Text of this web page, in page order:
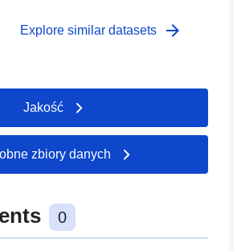
Explore similar datasets arrow_forward
Jakość
zbiory danych
0